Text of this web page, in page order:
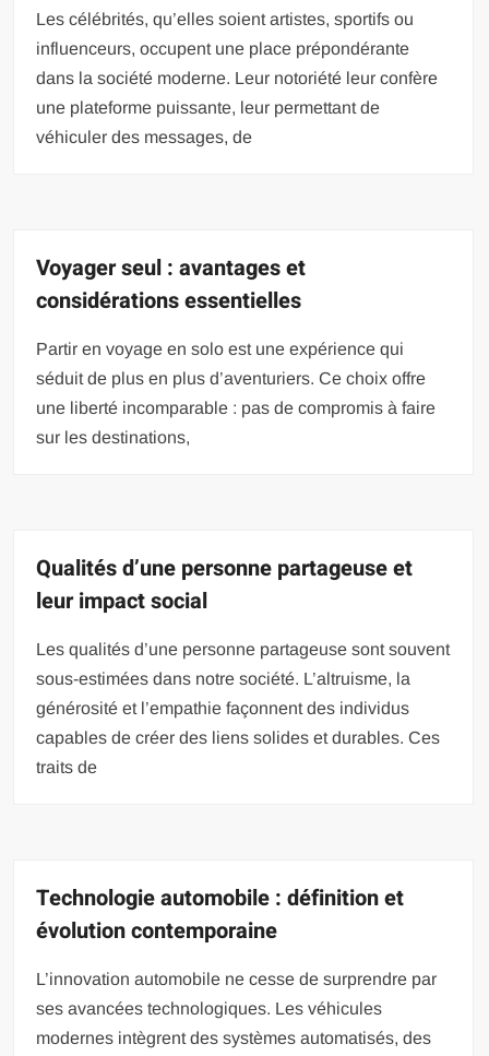
Les célébrités, qu’elles soient artistes, sportifs ou
influenceurs, occupent une place prépondérante
dans la société moderne. Leur notoriété leur confère
une plateforme puissante, leur permettant de
véhiculer des messages, de
Voyager seul : avantages et
considérations essentielles
Partir en voyage en solo est une expérience qui
séduit de plus en plus d’aventuriers. Ce choix offre
une liberté incomparable : pas de compromis à faire
sur les destinations,
Qualités d’une personne partageuse et
leur impact social
Les qualités d’une personne partageuse sont souvent
sous-estimées dans notre société. L’altruisme, la
générosité et l’empathie façonnent des individus
capables de créer des liens solides et durables. Ces
traits de
Technologie automobile : définition et
évolution contemporaine
L’innovation automobile ne cesse de surprendre par
ses avancées technologiques. Les véhicules
modernes intègrent des systèmes automatisés, des